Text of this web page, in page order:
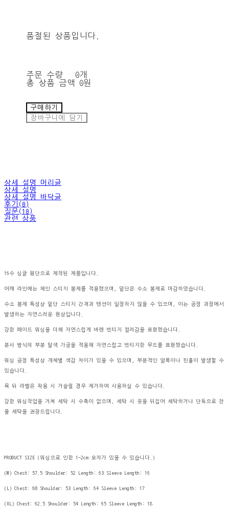
품절된 상품입니다.
주문 수량
0개
총 상품 금액
0원
구매하기
장바구니에 담기
상세 설명 머리글
상세 설명
상세 설명 바닥글
후기(0)
질문(10)
관련 상품
16수 싱글 원단으로 제작된 제품입니다.
어깨 라인에는 체인 스티치 봉제를 적용했으며, 밑단은 수소 봉제로 마감하였습니다.
수소 봉제 특성상 밑단 스티치 간격과 텐션이 일정하지 않을 수 있으며, 이는 공정 과정에서
발생하는 자연스러운 현상입니다.
강한 페이드 워싱을 더해 자연스럽게 바랜 빈티지 컬러감을 표현했습니다.
분사 방식의 부분 탈색 가공을 적용해 자연스럽고 빈티지한 무드를 표현했습니다.
워싱 공정 특성상 개체별 색감 차이가 있을 수 있으며, 부분적인 얼룩이나 핀홀이 발생할 수
있습니다.
목 뒤 라벨은 착용 시 거슬릴 경우 제거하여 사용하실 수 있습니다.
강한 워싱작업을 거쳐 세탁 시 수축이 없으며, 세탁 시 옷을 뒤집어 세탁하거나 단독으로 찬
물 세탁을 권장드립니다.
PRODUCT SIZE (워싱으로 인한 1-2cm 오차가 있을 수 있습니다.)
(M) Chest: 57.5 Shoulder: 52 Length: 63 Sleeve Length: 16
(L) Chest: 60 Shoulder: 53 Length: 64 Sleeve Length: 17
(XL) Chest: 62.5 Shoulder: 54 Length: 65 Sleeve Length: 18